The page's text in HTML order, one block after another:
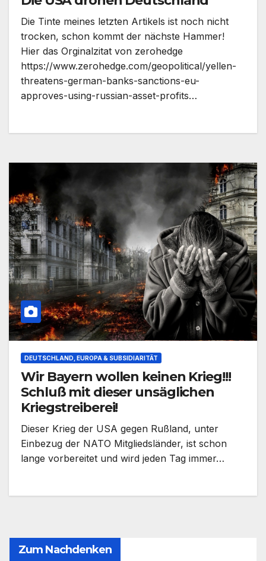
Die Tinte meines letzten Artikels ist noch nicht
trocken, schon kommt der nächste Hammer!
Hier das Orginalzitat von zerohedge
https://www.zerohedge.com/geopolitical/yellen-
threatens-german-banks-sanctions-eu-
approves-using-russian-asset-profits…
DEUTSCHLAND, EUROPA & SUBSIDIARITÄT
Wir Bayern wollen keinen Krieg!!!
Schluß mit dieser unsäglichen
Kriegstreiberei!
Dieser Krieg der USA gegen Rußland, unter
Einbezug der NATO Mitgliedsländer, ist schon
lange vorbereitet und wird jeden Tag immer…
Zum Nachdenken